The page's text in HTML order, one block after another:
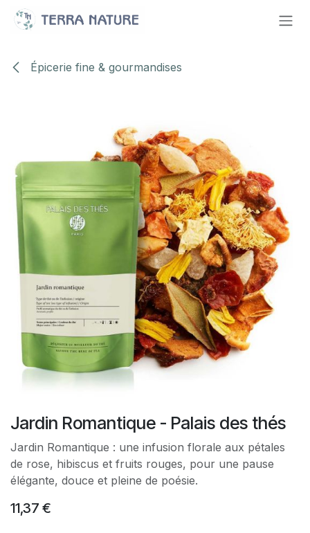
Se rendre au contenu
Épicerie fine & gourmandises
Jardin Romantique - Palais des thés
Jardin Romantique : une infusion florale aux pétales
de rose, hibiscus et fruits rouges, pour une pause
élégante, douce et pleine de poésie.
11,37 €